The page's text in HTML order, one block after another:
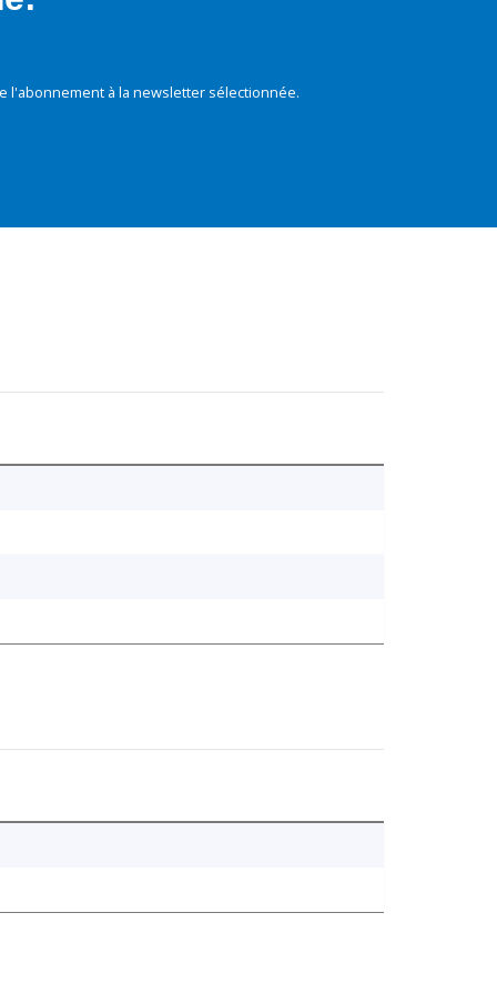
l'abonnement à la newsletter sélectionnée.